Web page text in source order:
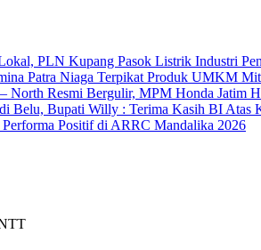
PLN Kupang Pasok Listrik Industri
Patra Niaga Terpikat Produk UMKM
North Resmi Bergulir, MPM Honda Jatim
Belu, Bupati Willy : Terima Kasih BI Atas
Positif di ARRC Mandalika 2026